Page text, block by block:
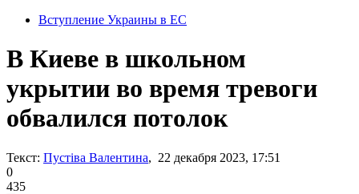
Вступление Украины в ЕС
В Киеве в школьном
укрытии во время тревоги
обвалился потолок
Текст: Пустіва Валентина, 22 декабря 2023, 17:51
0
435